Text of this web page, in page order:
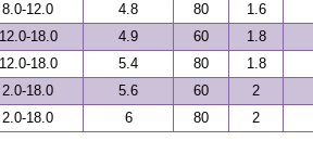
8.0-12.0 4.8 80
1.6
12.0-18.0 4.9 60
1.8
12.0-18.0 5.4 80
1.8
2.0-18.0 5.6 60
2
2.0-18.0 6 80 2